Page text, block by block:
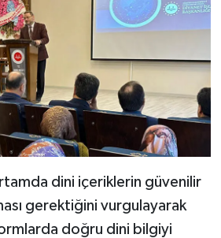
dini içeriklerin güvenilir
gerektiğini vurgulayarak
doğru dini bilgiyi